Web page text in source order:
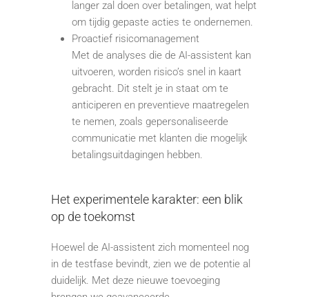
langer zal doen over betalingen, wat helpt
om tijdig gepaste acties te ondernemen.
Proactief risicomanagement
Met de analyses die de AI-assistent kan
uitvoeren, worden risico’s snel in kaart
gebracht. Dit stelt je in staat om te
anticiperen en preventieve maatregelen
te nemen, zoals gepersonaliseerde
communicatie met klanten die mogelijk
betalingsuitdagingen hebben.
Het experimentele karakter: een blik
op de toekomst
Hoewel de AI-assistent zich momenteel nog
in de testfase bevindt, zien we de potentie al
duidelijk. Met deze nieuwe toevoeging